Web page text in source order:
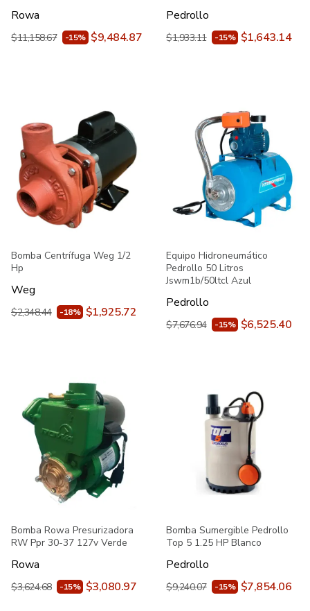
Rowa
$11,158.67 -15% $9,484.87
Pedrollo
$1,933.11 -15% $1,643.14
Bomba Centrífuga Weg 1/2
Hp
Weg
$2,348.44 -18% $1,925.72
Equipo Hidroneumático
Pedrollo 50 Litros
Jswm1b/50ltcl Azul
Pedrollo
$7,676.94 -15% $6,525.40
Bomba Rowa Presurizadora
RW Ppr 30-37 127v Verde
Rowa
$3,624.68 -15% $3,080.97
Bomba Sumergible Pedrollo
Top 5 1.25 HP Blanco
Pedrollo
$9,240.07 -15% $7,854.06